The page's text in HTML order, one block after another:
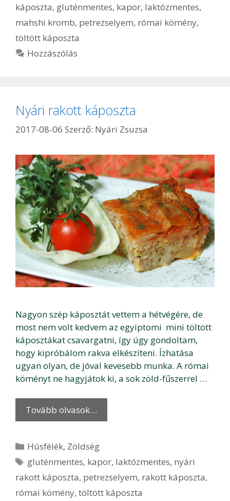
káposzta, gluténmentes, kapor, laktózmentes,
mahshi kromb, petrezselyem, római kömény,
töltött káposzta
Hozzászólás
Nyári rakott káposzta
2017-08-06 Szerző: Nyári Zsuzsa
Nagyon szép káposztát vettem a hétvégére, de
most nem volt kedvem az egyiptomi mini töltött
káposztákat csavargatni, így úgy gondoltam,
hogy kipróbálom rakva elkészíteni. Ízhatása
ugyan olyan, de jóval kevesebb munka. A római
köményt ne hagyjátok ki, a sok zöld-fűszerrel …
Tovább olvasok…
Kategória
Húsfélék, Zöldség
Címkék
gluténmentes, kapor, laktózmentes, nyári
rakott káposzta, petrezselyem, rakott káposzta,
római kömény, töltött káposzta